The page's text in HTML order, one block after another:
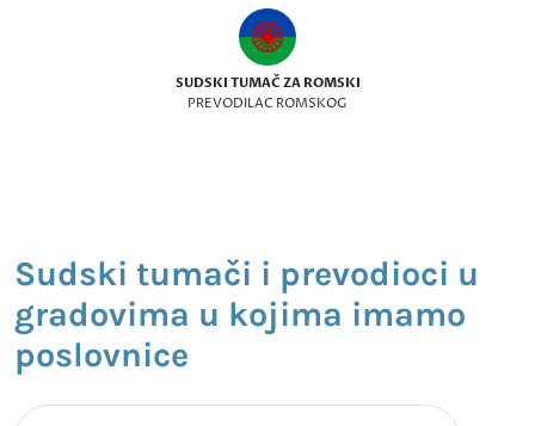
SUDSKI TUMAČ ZA ROMSKI
PREVODILAC ROMSKOG
Sudski tumači i prevodioci u
gradovima u kojima imamo
poslovnice